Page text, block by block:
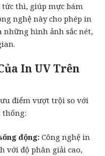
thì, giúp mực bám
nghệ này cho phép in
những hình ảnh sắc nét,
In UV Trên
điểm vượt trội so với
thống:
động: Công nghệ in
với độ phân giải cao,